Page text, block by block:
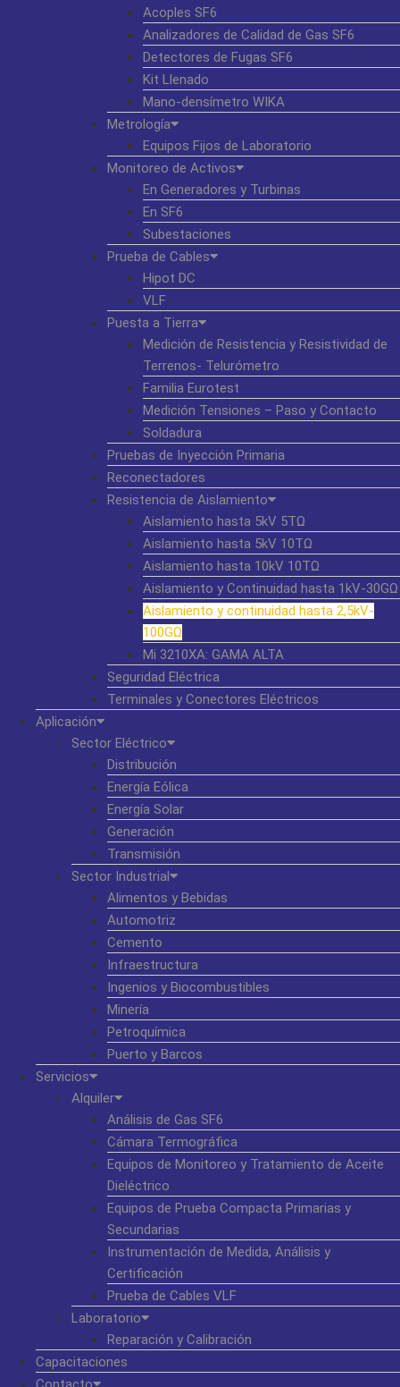
Acoples SF6
Analizadores de Calidad de Gas SF6
Detectores de Fugas SF6
Kit Llenado
Mano-densímetro WIKA
Metrología
Equipos Fijos de Laboratorio
Monitoreo de Activos
En Generadores y Turbinas
En SF6
Subestaciones
Prueba de Cables
Hipot DC
VLF
Puesta a Tierra
Medición de Resistencia y Resistividad de
Terrenos- Telurómetro
Familia Eurotest
Medición Tensiones – Paso y Contacto
Soldadura
Pruebas de Inyección Primaria
Reconectadores
Resistencia de Aislamiento
Aislamiento hasta 5kV 5TΩ
Aislamiento hasta 5kV 10TΩ
Aislamiento hasta 10kV 10TΩ
Aislamiento y Continuidad hasta 1kV-30GΩ
Aislamiento y continuidad hasta 2,5kV-
100GΩ
Mi 3210XA: GAMA ALTA
Seguridad Eléctrica
Terminales y Conectores Eléctricos
Aplicación
Sector Eléctrico
Distribución
Energía Eólica
Energía Solar
Generación
Transmisión
Sector Industrial
Alimentos y Bebidas
Automotriz
Cemento
Infraestructura
Ingenios y Biocombustibles
Minería
Petroquímica
Puerto y Barcos
Servicios
Alquiler
Análisis de Gas SF6
Cámara Termográfica
Equipos de Monitoreo y Tratamiento de Aceite
Dieléctrico
Equipos de Prueba Compacta Primarias y
Secundarias
Instrumentación de Medida, Análisis y
Certificación
Prueba de Cables VLF
Laboratorio
Reparación y Calibración
Capacitaciones